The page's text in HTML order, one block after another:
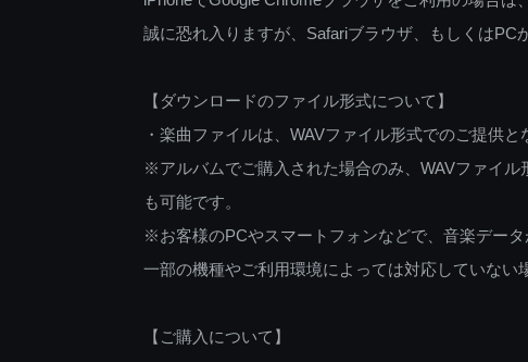
誠に恐れ入りますが、Safariブラウザ、もしくはPC
【ダウンロードのファイル形式について】
・楽曲ファイルは、WAVファイル形式でのご提供と
※アルバムでご購入された場合のみ、WAVファイル
も可能です。
※お客様のPCやスマートフォンなどで、音楽デー
一部の機種やご利用環境によっては対応していない
【ご購入について】